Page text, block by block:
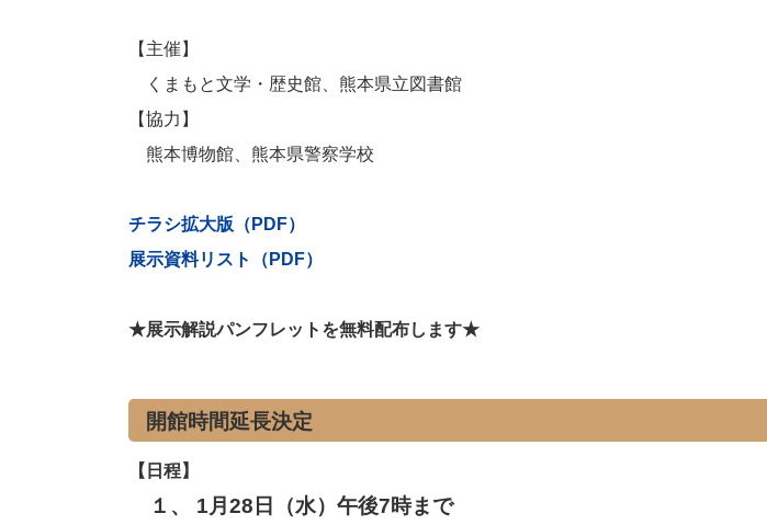
【主催】
くまもと文学・歴史館、 熊本県立図書館
【協力】
熊本博物館、熊本県警察学校
チラシ拡大版（PDF）
展示資料リスト（PDF）
★展示解説パンフレットを無料配布します★
開館時間延長決定
【日程】
１、 1月28日（水）午後7時まで